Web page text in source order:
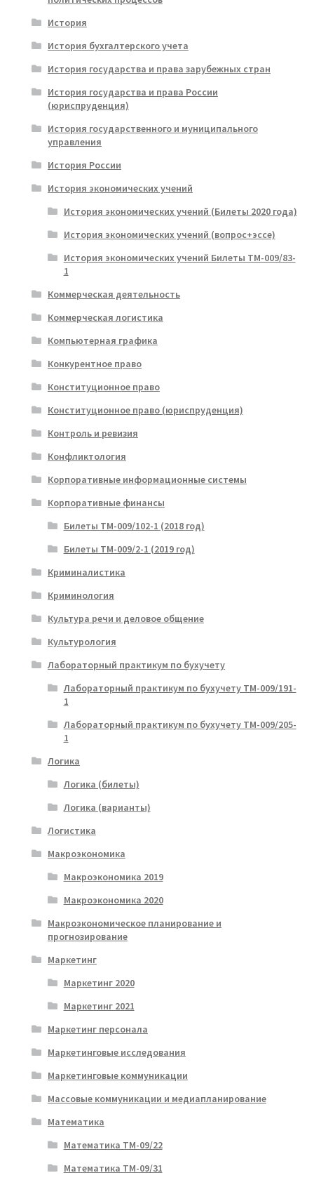
История
История бухгалтерского учета
История государства и права зарубежных стран
История государства и права России
(юриспруденция)
История государственного и муниципального
управления
История России
История экономических учений
История экономических учений (Билеты 2020 года)
История экономических учений (вопрос+эссе)
История экономических учений Билеты ТМ-009/83-
1
Коммерческая деятельность
Коммерческая логистика
Компьютерная графика
Конкурентное право
Конституционное право
Конституционное право (юриспруденция)
Контроль и ревизия
Конфликтология
Корпоративные информационные системы
Корпоративные финансы
Билеты ТМ-009/102-1 (2018 год)
Билеты ТМ-009/2-1 (2019 год)
Криминалистика
Криминология
Культура речи и деловое общение
Культурология
Лабораторный практикум по бухучету
Лабораторный практикум по бухучету ТМ-009/191-
1
Лабораторный практикум по бухучету ТМ-009/205-
1
Логика
Логика (билеты)
Логика (варианты)
Логистика
Макроэкономика
Макроэкономика 2019
Макроэкономика 2020
Макроэкономическое планирование и
прогнозирование
Маркетинг
Маркетинг 2020
Маркетинг 2021
Маркетинг персонала
Маркетинговые исследования
Маркетинговые коммуникации
Массовые коммуникации и медиапланирование
Математика
Математика ТМ-09/22
Математика ТМ-09/31